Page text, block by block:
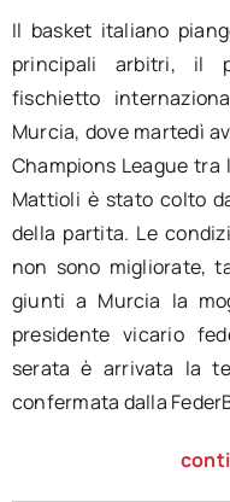
Il basket italiano
principali arbitri, il
fischietto
Murcia, dove martedì
Champions League tra
Mattioli è stato colto
della partita. Le
non sono migliorate,
giunti a Murcia la
presidente vicario
serata è arrivata la
confermata dalla